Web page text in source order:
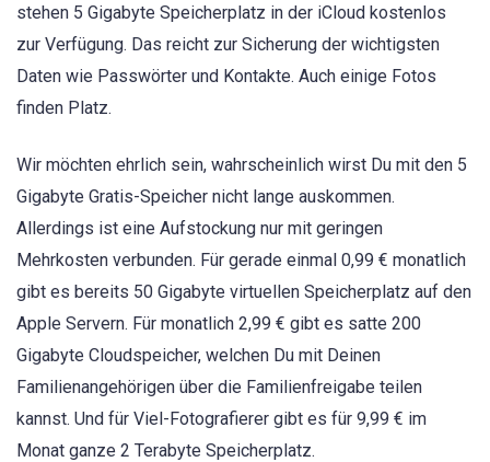
stehen 5 Gigabyte Speicherplatz in der iCloud kostenlos
zur Verfügung. Das reicht zur Sicherung der wichtigsten
Daten wie Passwörter und Kontakte. Auch einige Fotos
finden Platz.
Wir möchten ehrlich sein, wahrscheinlich wirst Du mit den 5
Gigabyte Gratis-Speicher nicht lange auskommen.
Allerdings ist eine Aufstockung nur mit geringen
Mehrkosten verbunden. Für gerade einmal 0,99 € monatlich
gibt es bereits 50 Gigabyte virtuellen Speicherplatz auf den
Apple Servern. Für monatlich 2,99 € gibt es satte 200
Gigabyte Cloudspeicher, welchen Du mit Deinen
Familienangehörigen über die Familienfreigabe teilen
kannst. Und für Viel-Fotografierer gibt es für 9,99 € im
Monat ganze 2 Terabyte Speicherplatz.